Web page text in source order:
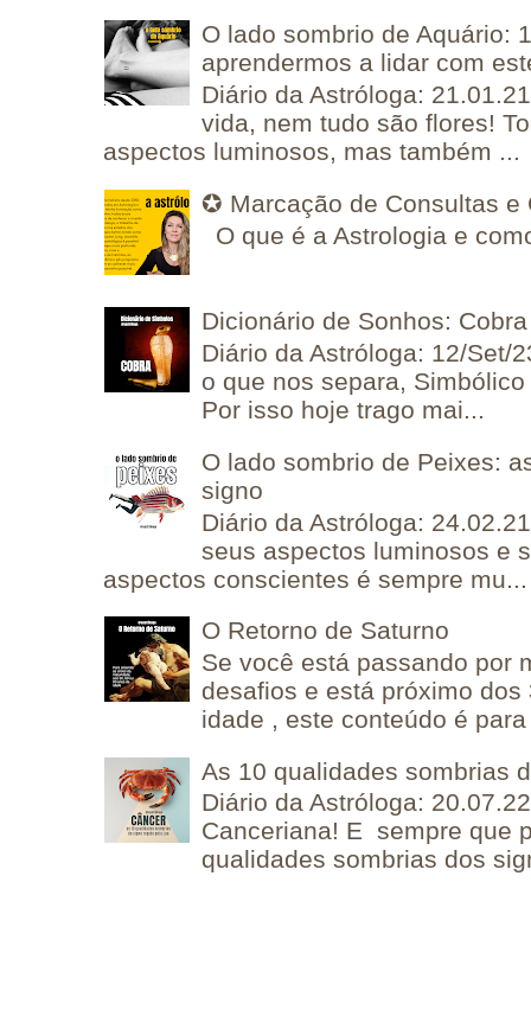
O lado sombrio de Aquário:
aprendermos a lidar com
Diário da Astróloga:
vida, nem tudo são flores!
aspectos luminosos, mas também ...
✪ Marcação de Consultas e
O que é a Astrologia e
Dicionário de Sonhos: Cobra
Diário da Astróloga: 12/Set/
o que nos separa,
Por isso hoje trago mai...
O lado sombrio de Peixes:
signo
Diário da Astróloga:
seus aspectos luminosos e
aspectos conscientes é sempre mu...
O Retorno de Saturno
Se você está passando por
desafios e está próximo
idade , este conteúdo é
As 10 qualidades sombrias
Diário da Astróloga:
Canceriana! E sempre que
qualidades sombrias dos